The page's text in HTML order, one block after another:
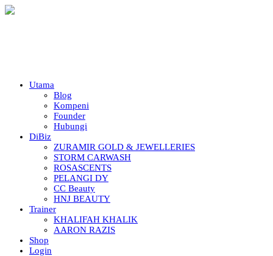
Utama
Blog
Kompeni
Founder
Hubungi
DiBiz
ZURAMIR GOLD & JEWELLERIES
STORM CARWASH
ROSASCENTS
PELANGI DY
CC Beauty
HNJ BEAUTY
Trainer
KHALIFAH KHALIK
AARON RAZIS
Shop
Login